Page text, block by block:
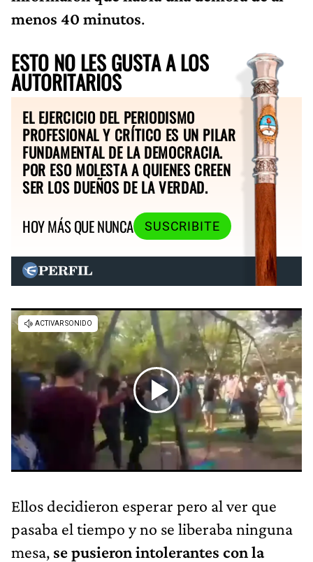
menos 40 minutos.
ESTO NO LES GUSTA A LOS
AUTORITARIOS
EL EJERCICIO DEL PERIODISMO
PROFESIONAL Y CRÍTICO ES UN PILAR
FUNDAMENTAL DE LA DEMOCRACIA.
POR ESO MOLESTA A QUIENES CREEN
SER LOS DUEÑOS DE LA VERDAD.
HOY MÁS QUE NUNCA
SUSCRIBITE
Ellos decidieron esperar pero al ver que
pasaba el tiempo y no se liberaba ninguna
mesa, se pusieron intolerantes con la